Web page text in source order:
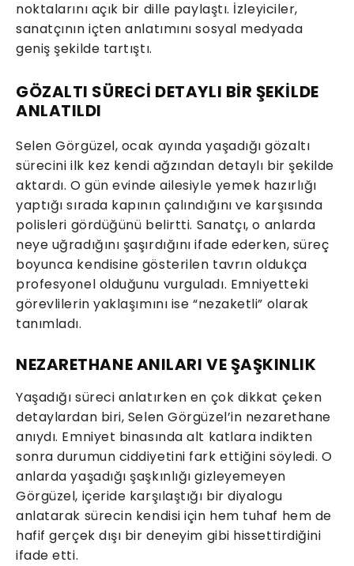
noktalarını açık bir dille paylaştı. İzleyiciler,
sanatçının içten anlatımını sosyal medyada
geniş şekilde tartıştı.
GÖZALTI SÜRECİ DETAYLI BİR ŞEKİLDE
ANLATILDI
Selen Görgüzel, ocak ayında yaşadığı gözaltı
sürecini ilk kez kendi ağzından detaylı bir şekilde
aktardı. O gün evinde ailesiyle yemek hazırlığı
yaptığı sırada kapının çalındığını ve karşısında
polisleri gördüğünü belirtti. Sanatçı, o anlarda
neye uğradığını şaşırdığını ifade ederken, süreç
boyunca kendisine gösterilen tavrın oldukça
profesyonel olduğunu vurguladı. Emniyetteki
görevlilerin yaklaşımını ise “nezaketli” olarak
tanımladı.
NEZARETHANE ANILARI VE ŞAŞKINLIK
Yaşadığı süreci anlatırken en çok dikkat çeken
detaylardan biri, Selen Görgüzel’in nezarethane
anıydı. Emniyet binasında alt katlara indikten
sonra durumun ciddiyetini fark ettiğini söyledi. O
anlarda yaşadığı şaşkınlığı gizleyemeyen
Görgüzel, içeride karşılaştığı bir diyalogu
anlatarak sürecin kendisi için hem tuhaf hem de
hafif gerçek dışı bir deneyim gibi hissettirdiğini
ifade etti.